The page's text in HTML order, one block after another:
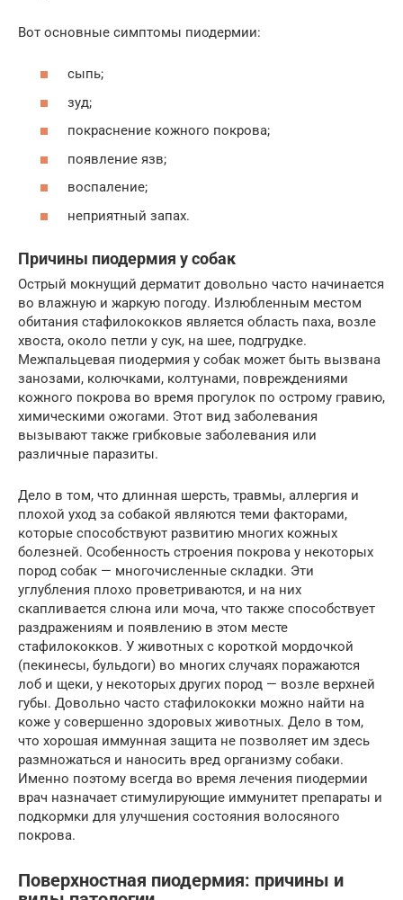
Вот основные симптомы пиодермии:
сыпь;
зуд;
покраснение кожного покрова;
появление язв;
воспаление;
неприятный запах.
Причины пиодермия у собак
Острый мокнущий дерматит довольно часто начинается
во влажную и жаркую погоду. Излюбленным местом
обитания стафилококков является область паха, возле
хвоста, около петли у сук, на шее, подгрудке.
Межпальцевая пиодермия у собак может быть вызвана
занозами, колючками, колтунами, повреждениями
кожного покрова во время прогулок по острому гравию,
химическими ожогами. Этот вид заболевания
вызывают также грибковые заболевания или
различные паразиты.
Дело в том, что длинная шерсть, травмы, аллергия и
плохой уход за собакой являются теми факторами,
которые способствуют развитию многих кожных
болезней. Особенность строения покрова у некоторых
пород собак — многочисленные складки. Эти
углубления плохо проветриваются, и на них
скапливается слюна или моча, что также способствует
раздражениям и появлению в этом месте
стафилококков. У животных с короткой мордочкой
(пекинесы, бульдоги) во многих случаях поражаются
лоб и щеки, у некоторых других пород — возле верхней
губы. Довольно часто стафилококки можно найти на
коже у совершенно здоровых животных. Дело в том,
что хорошая иммунная защита не позволяет им здесь
размножаться и наносить вред организму собаки.
Именно поэтому всегда во время лечения пиодермии
врач назначает стимулирующие иммунитет препараты и
подкормки для улучшения состояния волосяного
покрова.
Поверхностная пиодермия: причины и